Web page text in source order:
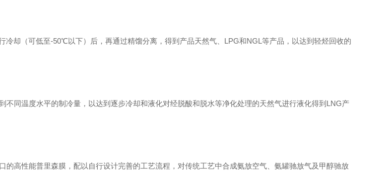
冷却（可低至-50℃以下）后，再通过精馏分离，得到产品天然气、 LPG和NGL 等产品，以达到轻烃回收的
同温度水平的制冷量，以达到逐步冷却和液化对经脱酸和脱水等净化处理的天然气进行液化得到 LNG产
高性能普里森膜，配以自行设计完善的工艺流程，对传统工艺中合成氨放空气、氨罐驰放气及甲醇驰放